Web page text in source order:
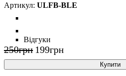
ULFB-BLE
Відгуки
250грн 199грн
Купити